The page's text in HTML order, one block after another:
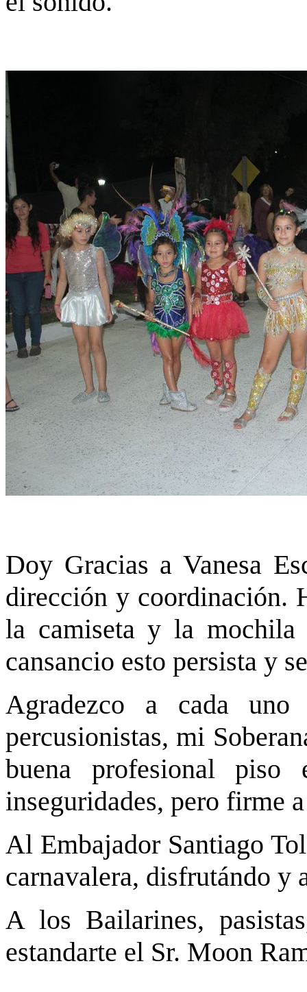
Doy Gracias a Vanesa
dirección y coordinación.
la camiseta y la mochila
cansancio esto persista y
Agradezco a cada
percusionistas, mi
buena profesional
inseguridades, pero firme
Al Embajador Santiago
carnavalera, disfrutándo y
A los Bailarines,
estandarte el Sr. Moon